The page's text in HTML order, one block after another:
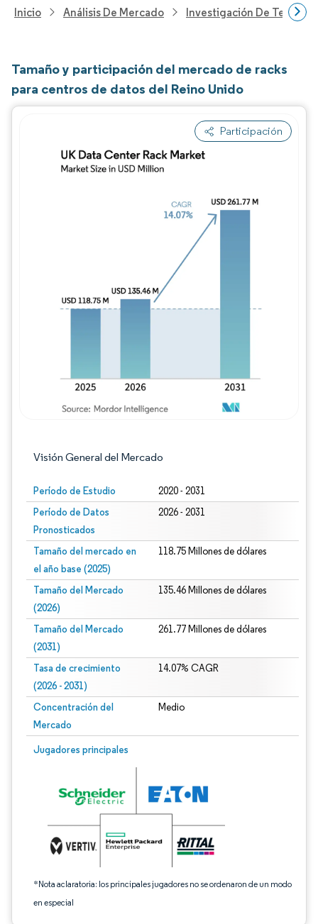
Inicio Análisis De Mercado Investigación De
Tamaño y participación del mercado de racks
para centros de datos del Reino Unido
Participación
Visión General del Mercado
Período de Estudio 2020 - 2031
Período de Datos
Pronosticados
2026 - 2031
Tamaño del mercado en
el año base (2025)
118.75 Millones de dólares
Tamaño del Mercado
(2026)
135.46 Millones de dólares
Tamaño del Mercado
(2031)
261.77 Millones de dólares
Tasa de crecimiento
(2026 - 2031)
14.07% CAGR
Concentración del
Mercado
Medio
Jugadores principales
*Nota aclaratoria: los principales jugadores no se ordenaron de un modo
en especial
Imagen © Mordor Intelligence. El uso requiere atribución según CC BY 4.0.
Imagen © Mordor Intelligence. El uso